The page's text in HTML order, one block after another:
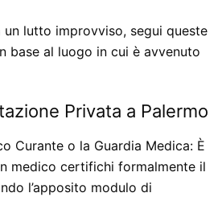
lutto improvviso, segui queste
base al luogo in cui è avvenuto
Privata a Palermo
Curante o la Guardia Medica: È
medico certifichi formalmente il
l’apposito modulo di